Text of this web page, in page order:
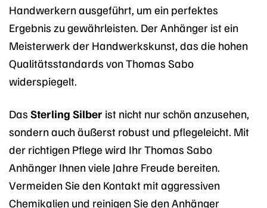
Handwerkern ausgeführt, um ein perfektes
Ergebnis zu gewährleisten. Der Anhänger ist ein
Meisterwerk der Handwerkskunst, das die hohen
Qualitätsstandards von Thomas Sabo
widerspiegelt.
Das Sterling Silber ist nicht nur schön anzusehen,
sondern auch äußerst robust und pflegeleicht. Mit
der richtigen Pflege wird Ihr Thomas Sabo
Anhänger Ihnen viele Jahre Freude bereiten.
Vermeiden Sie den Kontakt mit aggressiven
Chemikalien und reinigen Sie den Anhänger